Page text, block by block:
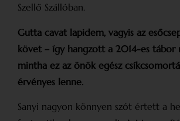
Szellő Szállóban.
Gutta cavat lapidem, vagyis az
követ – így hangzott a 2014-es tábor
mintha ez az önök egész
érvényes lenne.
Sanyi nagyon könnyen szót értett a